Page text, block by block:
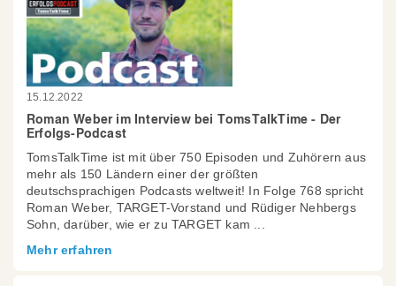
15.12.2022
Roman Weber im Interview bei TomsTalkTime - Der
Erfolgs-Podcast
TomsTalkTime ist mit über 750 Episoden und Zuhörern aus
mehr als 150 Ländern einer der größten
deutschsprachigen Podcasts weltweit! In Folge 768 spricht
Roman Weber, TARGET-Vorstand und Rüdiger Nehbergs
Sohn, darüber, wie er zu TARGET kam ...
Mehr erfahren